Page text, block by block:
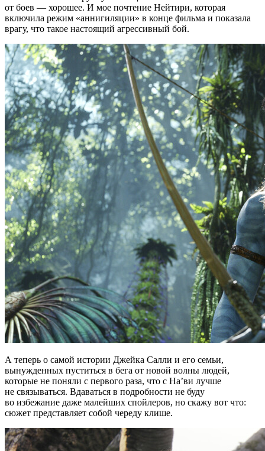
от боев — хорошее. И мое почтение Нейтири, которая
включила режим «аннигиляции» в конце фильма и показала
врагу, что такое настоящий агрессивный бой.
А теперь о самой истории Джейка Салли и его семьи,
вынужденных пуститься в бега от новой волны людей,
которые не поняли с первого раза, что с На’ви лучше
не связываться. Вдаваться в подробности не буду
во избежание даже малейших спойлеров, но скажу вот что:
сюжет представляет собой череду клише.